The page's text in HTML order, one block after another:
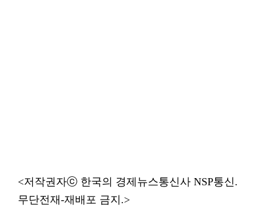
<저작권자ⓒ 한국의 경제뉴스통신사 NSP통신.
무단전재-재배포 금지.>